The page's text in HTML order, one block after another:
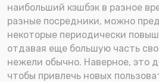
наибольший кэшбэк в разное
разные посредники, можно
некоторые периодически
отдавая еще большую часть
нежели обычно. Наверное, это
чтобы привлечь новых